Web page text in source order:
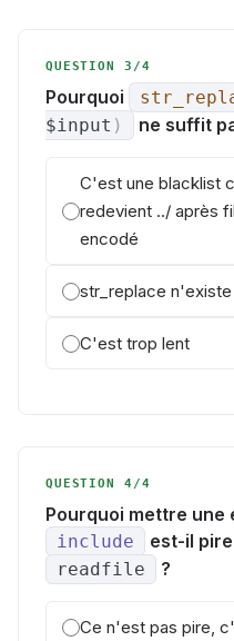
QUESTION 3/4
Pourquoi
$input ) ne suffit
C'est une blacklist
redevient ../ après
encodé
str_replace n'existe
C'est trop lent
QUESTION 4/4
Pourquoi mettre
include est-il
readfile ?
Ce n'est pas pire,